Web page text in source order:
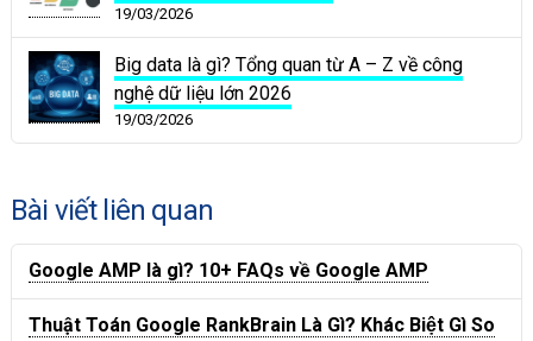
19/03/2026
Big data là gì? Tổng quan từ A – Z về công
nghệ dữ liệu lớn 2026
19/03/2026
Bài viết liên quan
Google AMP là gì? 10+ FAQs về Google AMP
Thuật Toán Google RankBrain Là Gì? Khác Biệt Gì So